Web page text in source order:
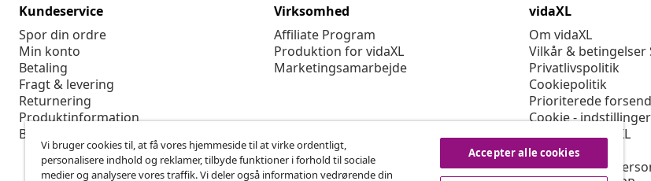
Kundeservice
Spor din ordre
Min konto
Betaling
Fragt & levering
Returnering
Produktinformation
Bestilling
Virksomhed
Affiliate Program
Produktion for vidaXL
Marketingsamarbejde
vidaXL
Om vidaXL
Vilkår & betingelser
Privatlivspolitik
Cookiepolitik
Prioriterede
Cookie - indstillinger
Arbejd for vidaXL
Sikkerhed
EU-ansvarlige
Vi bruger cookies til, at få vores hjemmeside til at virke ordentligt,
personalisere indhold og reklamer, tilbyde funktioner i forhold til sociale
medier og analysere vores traffik. Vi deler også information vedrørende din
Accepter alle cookies